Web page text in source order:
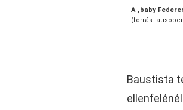
A „baby
(forrás:
Baustista